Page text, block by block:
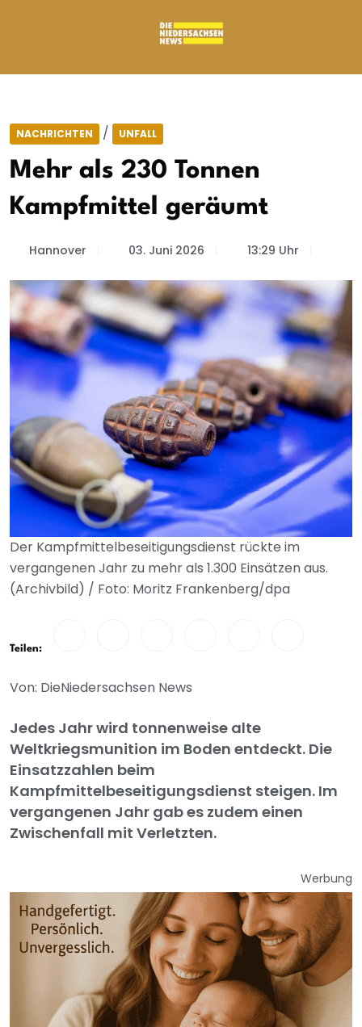
NACHRICHTEN / UNFALL
Mehr als 230 Tonnen
Kampfmittel geräumt
Hannover 03. Juni 2026 13:29 Uhr
Der Kampfmittelbeseitigungsdienst rückte im
vergangenen Jahr zu mehr als 1.300 Einsätzen aus.
(Archivbild) / Foto: Moritz Frankenberg/dpa
Teilen:
Von: DieNiedersachsen News
Jedes Jahr wird tonnenweise alte
Weltkriegsmunition im Boden entdeckt. Die
Einsatzzahlen beim
Kampfmittelbeseitigungsdienst steigen. Im
vergangenen Jahr gab es zudem einen
Zwischenfall mit Verletzten.
Werbung